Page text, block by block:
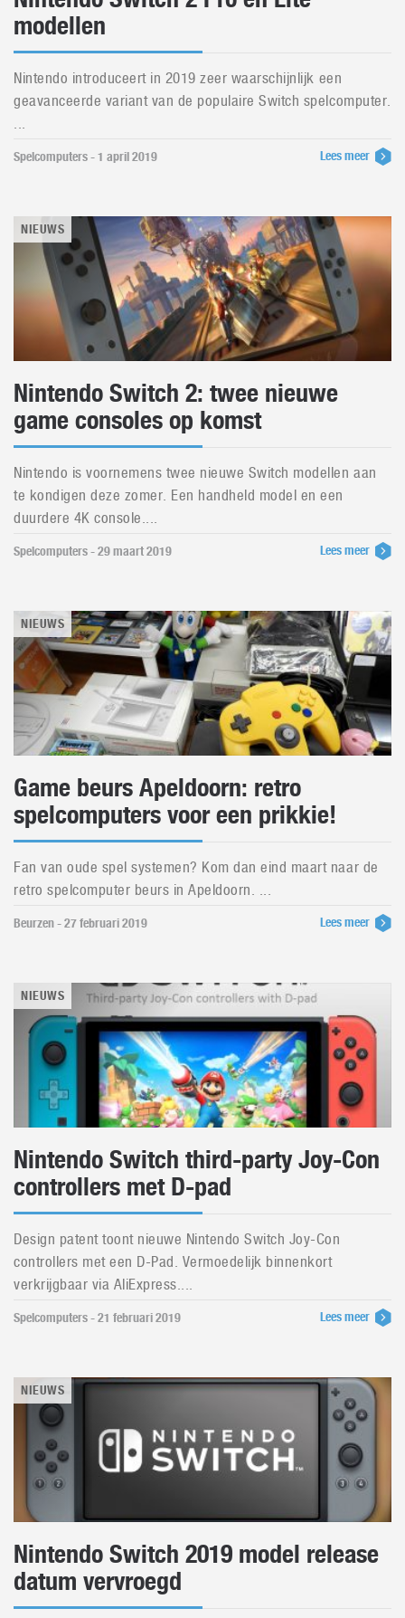
modellen
Nintendo introduceert in 2019 zeer waarschijnlijk een
geavanceerde variant van de populaire Switch spelcomputer.
...
Spelcomputers - 1 april 2019 Lees meer
NIEUWS
Nintendo Switch 2: twee nieuwe
game consoles op komst
Nintendo is voornemens twee nieuwe Switch modellen aan
te kondigen deze zomer. Een handheld model en een
duurdere 4K console....
Spelcomputers - 29 maart 2019 Lees meer
NIEUWS
Game beurs Apeldoorn: retro
spelcomputers voor een prikkie!
Fan van oude spel systemen? Kom dan eind maart naar de
retro spelcomputer beurs in Apeldoorn. ...
Beurzen - 27 februari 2019 Lees meer
NIEUWS
Nintendo Switch third-party Joy-Con
controllers met D-pad
Design patent toont nieuwe Nintendo Switch Joy-Con
controllers met een D-Pad. Vermoedelijk binnenkort
verkrijgbaar via AliExpress....
Spelcomputers - 21 februari 2019 Lees meer
NIEUWS
Nintendo Switch 2019 model release
datum vervroegd